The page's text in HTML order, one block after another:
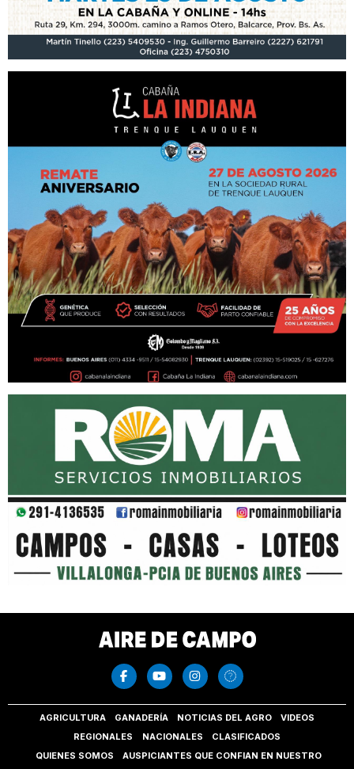
AGRICULTURA GANADERÍA NOTICIAS DEL AGRO
VIDEOS
REGIONALES
NACIONALES
CLASIFICADOS
QUIENES SOMOS
AUSPICIANTES QUE CONFIAN EN NUESTRO